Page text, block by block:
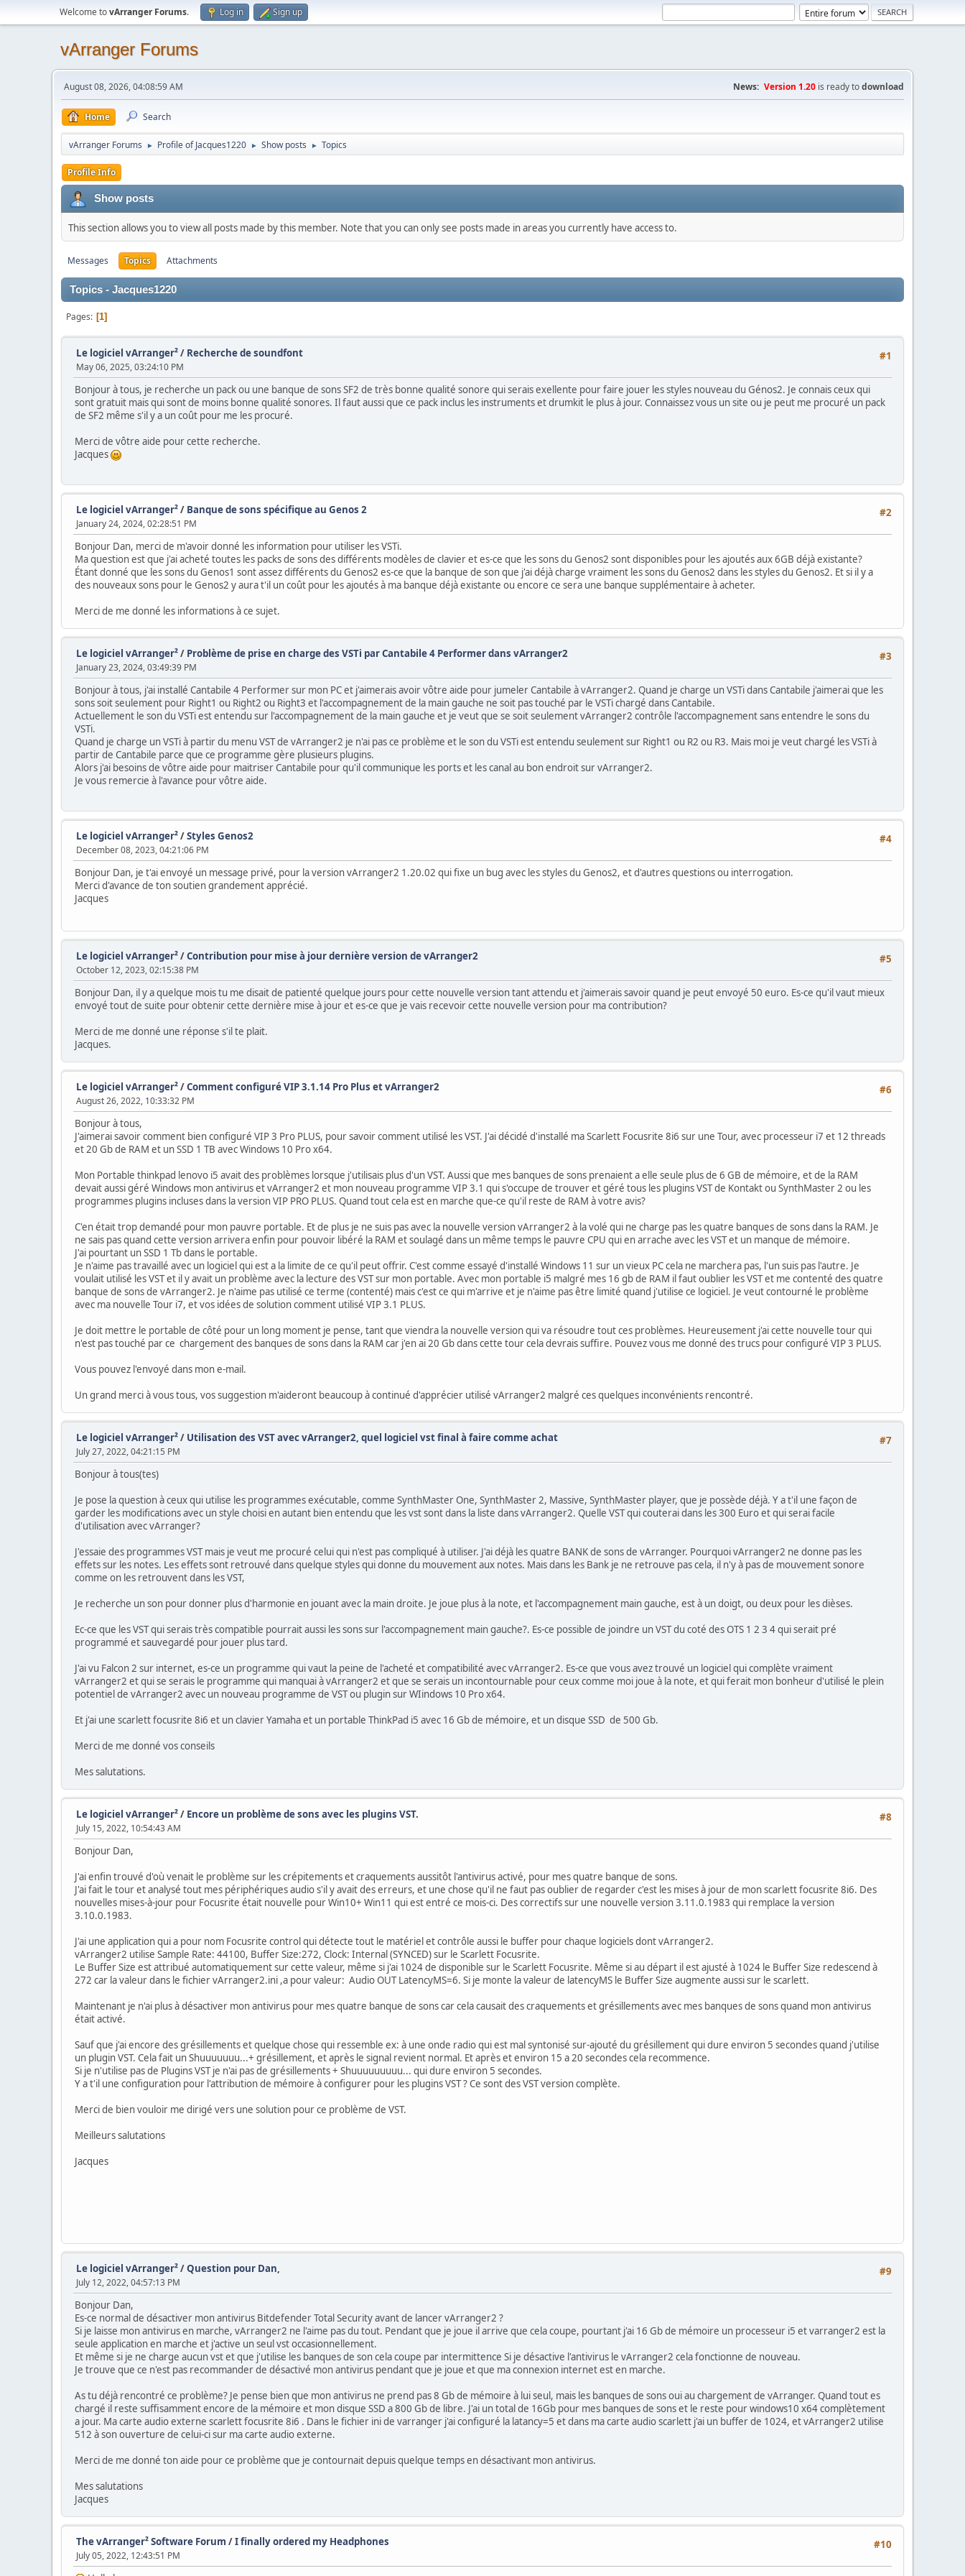
Welcome tovArranger Forums. Log in Sign up
vArranger Forums
August 08, 2026, 04:08:59 AM News: Version 1.20 is ready todownload
Home Search
vArranger Forums ► Profile of Jacques1220 ► Show posts ► Topics
Profile Info
Show posts
This section allows you to view all posts made by this member. Note that you can only see posts made in areas you currently have access to.
Messages Topics Attachments
Topics - Jacques1220
Pages 1
#1
Le logiciel vArranger²/ Recherche de soundfont
May 06, 2025, 03:24:10 PM
Bonjour à tous, je recherche un pack ou une banque de sons SF2 de très bonne qualité sonore qui serais exellente pour faire jouer les styles nouveau du Génos2. Je connais ceux qui
sont gratuit mais qui sont de moins bonne qualité sonores. Il faut aussi que ce pack inclus les instruments et drumkit le plus à jour. Connaissez vous un site ou je peut me procuré un pack
de SF2 même s'il y a un coût pour me les procuré.
Merci de vôtre aide pour cette recherche.
Jacques
#2
Le logiciel vArranger²/ Banque de sons spécifique au Genos 2
January 24, 2024, 02:28:51 PM
Bonjour Dan, merci de m'avoir donné les information pour utiliser les VSTi.
Ma question est que j'ai acheté toutes les packs de sons des différents modèles de clavier et es-ce que les sons du Genos2 sont disponibles pour les ajoutés aux 6GB déjà existante?
Étant donné que les sons du Genos1 sont assez différents du Genos2 es-ce que la banque de son que j'ai déjà charge vraiment les sons du Genos2 dans les styles du Genos2. Et si il y a
des nouveaux sons pour le Genos2 y aura t'il un coût pour les ajoutés à ma banque déjà existante ou encore ce sera une banque supplémentaire à acheter.
Merci de me donné les informations à ce sujet.
#3
Le logiciel vArranger²/ Problème de prise en charge des VSTi par Cantabile 4 Performer dans vArranger2
January 23, 2024, 03:49:39 PM
Bonjour à tous, j'ai installé Cantabile 4 Performer sur mon PC et j'aimerais avoir vôtre aide pour jumeler Cantabile à vArranger2. Quand je charge un VSTi dans Cantabile j'aimerai que les
sons soit seulement pour Right1 ou Right2 ou Right3 et l'accompagnement de la main gauche ne soit pas touché par le VSTi chargé dans Cantabile.
Actuellement le son du VSTi est entendu sur l'accompagnement de la main gauche et je veut que se soit seulement vArranger2 contrôle l'accompagnement sans entendre le sons du
VSTi.
Quand je charge un VSTi à partir du menu VST de vArranger2 je n'ai pas ce problème et le son du VSTi est entendu seulement sur Right1 ou R2 ou R3. Mais moi je veut chargé les VSTi à
partir de Cantabile parce que ce programme gère plusieurs plugins.
Alors j'ai besoins de vôtre aide pour maitriser Cantabile pour qu'il communique les ports et les canal au bon endroit sur vArranger2.
Je vous remercie à l'avance pour vôtre aide.
#4
Le logiciel vArranger²/Styles Genos2
December 08, 2023, 04:21:06 PM
Bonjour Dan, je t'ai envoyé un message privé, pour la version vArranger2 1.20.02 qui fixe un bug avec les styles du Genos2, et d'autres questions ou interrogation.
Merci d'avance de ton soutien grandement apprécié.
Jacques
#5
Le logiciel vArranger²/Contribution pour mise à jour dernière version de vArranger2
October 12, 2023, 02:15:38 PM
Bonjour Dan, il y a quelque mois tu me disait de patienté quelque jours pour cette nouvelle version tant attendu et j'aimerais savoir quand je peut envoyé 50 euro. Es-ce qu'il vaut mieux
envoyé tout de suite pour obtenir cette dernière mise à jour et es-ce que je vais recevoir cette nouvelle version pour ma contribution?
Merci de me donné une réponse s'il te plait.
Jacques.
#6
Le logiciel vArranger²/Comment configuré VIP 3.1.14 Pro Plus et vArranger2
August 26, 2022, 10:33:32 PM
Bonjour à tous,
J'aimerai savoir comment bien configuré VIP 3 Pro PLUS, pour savoir comment utilisé les VST. J'ai décidé d'installé ma Scarlett Focusrite 8i6 sur une Tour, avec processeur i7 et 12 threads
et 20 Gb de RAM et un SSD 1 TB avec Windows 10 Pro x64.
Mon Portable thinkpad lenovo i5 avait des problèmes lorsque j'utilisais plus d'un VST. Aussi que mes banques de sons prenaient a elle seule plus de 6 GB de mémoire, et de la RAM
devait aussi géré Windows mon antivirus et vArranger2 et mon nouveau programme VIP 3.1 qui s'occupe de trouver et géré tous les plugins VST de Kontakt ou SynthMaster 2 ou les
programmes plugins incluses dans la version VIP PRO PLUS. Quand tout cela est en marche que-ce qu'il reste de RAM à votre avis?
C'en était trop demandé pour mon pauvre portable. Et de plus je ne suis pas avec la nouvelle version vArranger2 à la volé qui ne charge pas les quatre banques de sons dans la RAM. Je
ne sais pas quand cette version arrivera enfin pour pouvoir libéré la RAM et soulagé dans un même temps le pauvre CPU qui en arrache avec les VST et un manque de mémoire.
J'ai pourtant un SSD 1 Tb dans le portable.
Je n'aime pas travaillé avec un logiciel qui est a la limite de ce qu'il peut offrir. C'est comme essayé d'installé Windows 11 sur un vieux PC cela ne marchera pas, l'un suis pas l'autre. Je
voulait utilisé les VST et il y avait un problème avec la lecture des VST sur mon portable. Avec mon portable i5 malgré mes 16 gb de RAM il faut oublier les VST et me contenté des quatre
banque de sons de vArranger2. Je n'aime pas utilisé ce terme (contenté) mais c'est ce qui m'arrive et je n'aime pas être limité quand j'utilise ce logiciel. Je veut contourné le problème
avec ma nouvelle Tour i7, et vos idées de solution comment utilisé VIP 3.1 PLUS.
Je doit mettre le portable de côté pour un long moment je pense, tant que viendra la nouvelle version qui va résoudre tout ces problèmes. Heureusement j'ai cette nouvelle tour qui
n'est pas touché par ce chargement des banques de sons dans la RAM car j'en ai 20 Gb dans cette tour cela devrais suffire. Pouvez vous me donné des trucs pour configuré VIP 3 PLUS.
Vous pouvez l'envoyé dans mon e-mail.
Un grand merci à vous tous, vos suggestion m'aideront beaucoup à continué d'apprécier utilisé vArranger2 malgré ces quelques inconvénients rencontré.
#7
Le logiciel vArranger²/ Utilisation des VST avec vArranger2, quel logiciel vst final à faire comme achat
July 27, 2022, 04:21:15 PM
Bonjour à tous(tes)
Je pose la question à ceux qui utilise les programmes exécutable, comme SynthMaster One, SynthMaster 2, Massive, SynthMaster player, que je possède déjà. Y a t'il une façon de
garder les modifications avec un style choisi en autant bien entendu que les vst sont dans la liste dans vArranger2. Quelle VST qui couterai dans les 300 Euro et qui serai facile
d'utilisation avec vArranger?
J'essaie des programmes VST mais je veut me procuré celui qui n'est pas compliqué à utiliser. J'ai déjà les quatre BANK de sons de vArranger. Pourquoi vArranger2 ne donne pas les
effets sur les notes. Les effets sont retrouvé dans quelque styles qui donne du mouvement aux notes. Mais dans les Bank je ne retrouve pas cela, il n'y à pas de mouvement sonore
comme on les retrouvent dans les VST,
Je recherche un son pour donner plus d'harmonie en jouant avec la main droite. Je joue plus à la note, et l'accompagnement main gauche, est à un doigt, ou deux pour les dièses.
Ec-ce que les VST qui serais très compatible pourrait aussi les sons sur l'accompagnement main gauche?. Es-ce possible de joindre un VST du coté des OTS 1 2 3 4 qui serait pré
programmé et sauvegardé pour jouer plus tard.
J'ai vu Falcon 2 sur internet, es-ce un programme qui vaut la peine de l'acheté et compatibilité avec vArranger2. Es-ce que vous avez trouvé un logiciel qui complète vraiment
vArranger2 et qui se serais le programme qui manquai à vArranger2 et que se serais un incontournable pour ceux comme moi joue à la note, et qui ferait mon bonheur d'utilisé le plein
potentiel de vArranger2 avec un nouveau programme de VST ou plugin sur WIindows 10 Pro x64.
Et j'ai une scarlett focusrite 8i6 et un clavier Yamaha et un portable ThinkPad i5 avec 16 Gb de mémoire, et un disque SSD de 500 Gb.
Merci de me donné vos conseils
Mes salutations.
#8
Le logiciel vArranger²/ Encore un problème de sons avec les plugins VST.
July 15, 2022, 10:54:43 AM
Bonjour Dan,
J'ai enfin trouvé d'où venait le problème sur les crépitements et craquements aussitôt l'antivirus activé, pour mes quatre banque de sons.
J'ai fait le tour et analysé tout mes périphériques audio s'il y avait des erreurs, et une chose qu'il ne faut pas oublier de regarder c'est les mises à jour de mon scarlett focusrite 8i6. Des
nouvelles mises-à-jour pour Focusrite était nouvelle pour Win10+ Win11 qui est entré ce mois-ci. Des correctifs sur une nouvelle version 3.11.0.1983 qui remplace la version
3.10.0.1983.
J'ai une application qui a pour nom Focusrite control qui détecte tout le matériel et contrôle aussi le buffer pour chaque logiciels dont vArranger2.
vArranger2 utilise Sample Rate: 44100, Buffer Size:272, Clock: Internal (SYNCED) sur le Scarlett Focusrite.
Le Buffer Size est attribué automatiquement sur cette valeur, même si j'ai 1024 de disponible sur le Scarlett Focusrite. Même si au départ il est ajusté à 1024 le Buffer Size redescend à
272 car la valeur dans le fichier vArranger2.ini ,a pour valeur: Audio OUT LatencyMS=6. Si je monte la valeur de latencyMS le Buffer Size augmente aussi sur le scarlett.
Maintenant je n'ai plus à désactiver mon antivirus pour mes quatre banque de sons car cela causait des craquements et grésillements avec mes banques de sons quand mon antivirus
était activé.
Sauf que j'ai encore des grésillements et quelque chose qui ressemble ex: à une onde radio qui est mal syntonisé sur-ajouté du grésillement qui dure environ 5 secondes quand j'utilise
un plugin VST. Cela fait un Shuuuuuuu...+ grésillement, et après le signal revient normal. Et après et environ 15 a 20 secondes cela recommence.
Si je n'utilise pas de Plugins VST je n'ai pas de grésillements + Shuuuuuuuuu... qui dure environ 5 secondes.
Y a t'il une configuration pour l'attribution de mémoire à configurer pour les plugins VST ? Ce sont des VST version complète.
Merci de bien vouloir me dirigé vers une solution pour ce problème de VST.
Meilleurs salutations
Jacques
#9
Le logiciel vArranger²/Question pour Dan,
July 12, 2022, 04:57:13 PM
Bonjour Dan,
Es-ce normal de désactiver mon antivirus Bitdefender Total Security avant de lancer vArranger2 ?
Si je laisse mon antivirus en marche, vArranger2 ne l'aime pas du tout. Pendant que je joue il arrive que cela coupe, pourtant j'ai 16 Gb de mémoire un processeur i5 et varranger2 est la
seule application en marche et j'active un seul vst occasionnellement.
Et même si je ne charge aucun vst et que j'utilise les banques de son cela coupe par intermittence Si je désactive l'antivirus le vArranger2 cela fonctionne de nouveau.
Je trouve que ce n'est pas recommander de désactivé mon antivirus pendant que je joue et que ma connexion internet est en marche.
As tu déjà rencontré ce problème? Je pense bien que mon antivirus ne prend pas 8 Gb de mémoire à lui seul, mais les banques de sons oui au chargement de vArranger. Quand tout es
chargé il reste suffisamment encore de la mémoire et mon disque SSD a 800 Gb de libre. J'ai un total de 16Gb pour mes banques de sons et le reste pour windows10 x64 complètement
a jour. Ma carte audio externe scarlett focusrite 8i6 . Dans le fichier ini de varranger j'ai configuré la latancy=5 et dans ma carte audio scarlett j'ai un buffer de 1024, et vArranger2 utilise
512 à son ouverture de celui-ci sur ma carte audio externe.
Merci de me donné ton aide pour ce problème que je contournait depuis quelque temps en désactivant mon antivirus.
Mes salutations
Jacques
#10
The vArranger² Software Forum /I finally ordered my Headphones
July 05, 2022, 12:43:51 PM